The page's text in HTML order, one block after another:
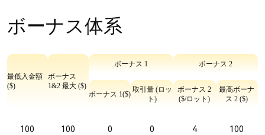
ボーナス体系
最低入金額
($)
ボーナス
1&2 最大 ($)
ボーナス 1
ボーナス 1($)
取引量 (ロッ
ト)
ボーナス 2
ボーナス 2
($/ロット)
最高ボーナ
ス 2 ($)
100 100 0 0 4 100